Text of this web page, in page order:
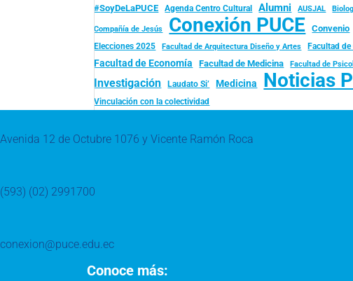
#SoyDeLaPUCE Agenda Centro Cultural Alumni AUSJAL
Compañía de Jesús Conexión PUCE Convenio
Elecciones 2025
Facultad de Arquitectura Diseño y Artes Facultad
Facultad de Economía Facultad de Medicina Facultad de
Investigación Laudato Si’ Medicina Noticias
Vinculación con la colectividad
Avenida 12 de Octubre 1076 y Vicente Ramón Roca
(593) (02) 2991700
conexion@puce.edu.ec
Conoce más: